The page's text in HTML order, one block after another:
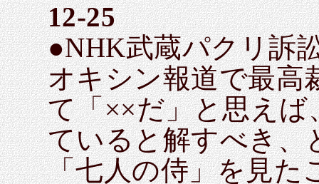
12-25
●NHK武蔵パクリ訴
オキシン報道で最高
て「××だ」と思え
ていると解すべき、
「七人の侍」を見た